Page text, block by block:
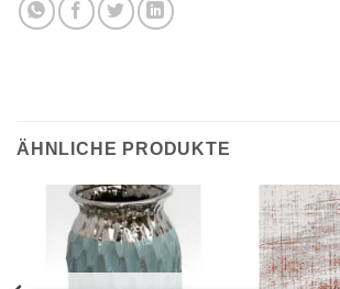
ÄHNLICHE PRODUKTE